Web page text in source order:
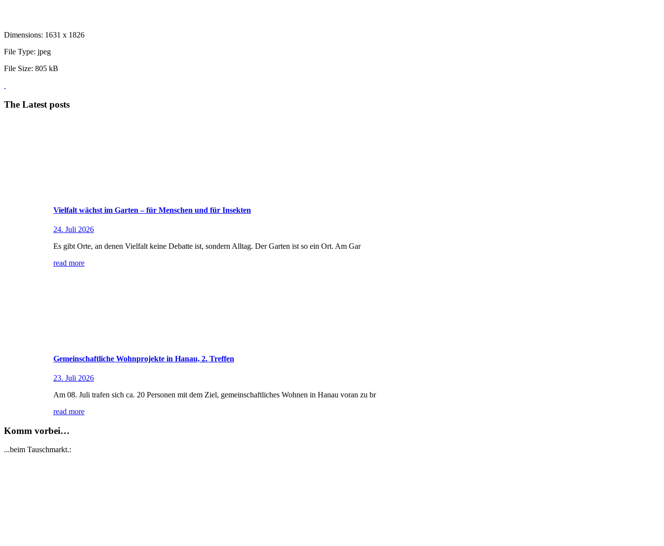
Dimensions: 1631 x 1826
File Type: jpeg
File Size: 805 kB
The Latest posts
Vielfalt wächst im Garten – für Menschen und für Insekten
24. Juli 2026
Es gibt Orte, an denen Vielfalt keine Debatte ist, sondern Alltag. Der Garten ist so ein Ort. Am Gar
read more
Gemeinschaftliche Wohnprojekte in Hanau, 2. Treffen
23. Juli 2026
Am 08. Juli trafen sich ca. 20 Personen mit dem Ziel, gemeinschaftliches Wohnen in Hanau voran zu br
read more
Komm vorbei…
...beim Tauschmarkt.: